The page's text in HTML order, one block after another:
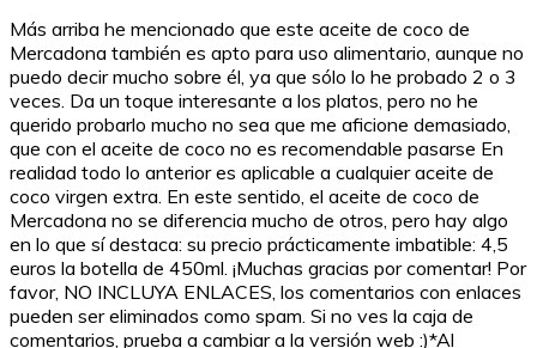
Más arriba he mencionado que este aceite de coco de
Mercadona también es apto para uso alimentario, aunque no
puedo decir mucho sobre él, ya que sólo lo he probado 2 o 3
veces. Da un toque interesante a los platos, pero no he
querido probarlo mucho no sea que me aficione demasiado,
que con el aceite de coco no es recomendable pasarse En
realidad todo lo anterior es aplicable a cualquier aceite de
coco virgen extra. En este sentido, el aceite de coco de
Mercadona no se diferencia mucho de otros, pero hay algo
en lo que sí destaca: su precio prácticamente imbatible: 4,5
euros la botella de 450ml. ¡Muchas gracias por comentar! Por
favor, NO INCLUYA ENLACES, los comentarios con enlaces
pueden ser eliminados como spam. Si no ves la caja de
comentarios, prueba a cambiar a la versión web :)*Al